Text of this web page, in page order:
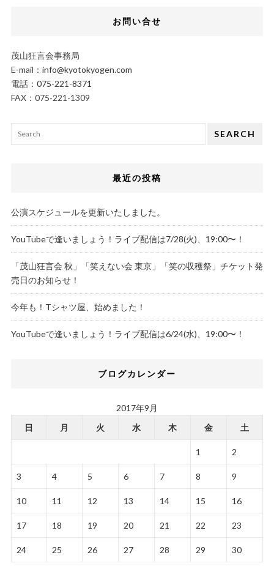
お問い合せ
茂山狂言会事務局
E-mail： info@kyotokyogen.com
電話： 075-221-8371
FAX：075-221-1309
SEARCH
最近の投稿
公演スケジュールを更新いたしました。
YouTubeで逢いましょう！ライブ配信は7/28(火)、19:00〜！
「茂山狂言会 秋」「笑えない会 東京」「笑の収穫祭」チケット発
売日のお知らせ！
今年も！Tシャツ屋、始めました！
YouTubeで逢いましょう！ライブ配信は6/24(水)、19:00〜！
ブログカレンダー
2017年9月
日
月 火 水 木 金 土
1 2
3 4 5 6 7 8 9
10 11 12 13 14 15 16
17 18 19 20 21 22 23
24 25 26 27 28 29
30